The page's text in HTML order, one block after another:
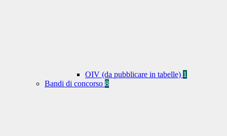
OIV (da pubblicare in tabelle) 1
Bandi di concorso 8